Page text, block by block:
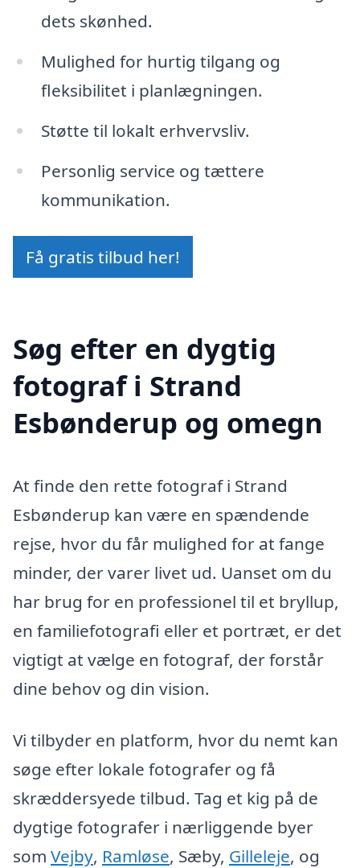
dets skønhed.
Mulighed for hurtig tilgang og
fleksibilitet i planlægningen.
Støtte til lokalt erhvervsliv.
Personlig service og tættere
kommunikation.
Få gratis tilbud her!
Søg efter en dygtig
fotograf i Strand
Esbønderup og omegn
At finde den rette fotograf i Strand
Esbønderup kan være en spændende
rejse, hvor du får mulighed for at fange
minder, der varer livet ud. Uanset om du
har brug for en professionel til et bryllup,
en familiefotografi eller et portræt, er det
vigtigt at vælge en fotograf, der forstår
dine behov og din vision.
Vi tilbyder en platform, hvor du nemt kan
søge efter lokale fotografer og få
skræddersyede tilbud. Tag et kig på de
dygtige fotografer i nærliggende byer
som Vejby, Ramløse, Sæby, Gilleleje, og